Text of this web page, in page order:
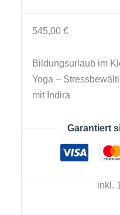
545,00 €
inkl.
Bildungsurlaub im
Yoga –
mit Indira
Garantiert